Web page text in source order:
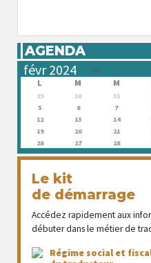
AGENDA
L M M
29 30 31
5
6 7
12
13 14
19
20 21
26
27 28
Le kit
de démarrage
Accédez rapidement aux
débuter dans le métier de
Régime social et